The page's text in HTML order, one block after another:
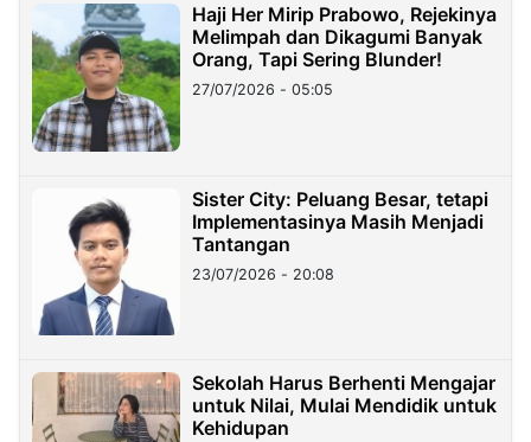
Haji Her Mirip Prabowo, Rejekinya
Melimpah dan Dikagumi Banyak
Orang, Tapi Sering Blunder!
27/07/2026 - 05:05
Sister City: Peluang Besar, tetapi
Implementasinya Masih Menjadi
Tantangan
23/07/2026 - 20:08
Sekolah Harus Berhenti Mengajar
untuk Nilai, Mulai Mendidik untuk
Kehidupan